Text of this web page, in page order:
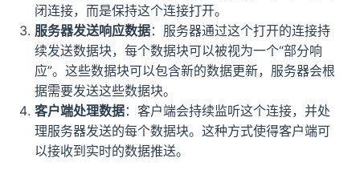
闭连接，而是保持这个连接打开。
服务器发送响应数据：服务器通过这个打开的连接持
续发送数据块，每个数据块可以被视为一个“部分响
应”。这些数据块可以包含新的数据更新，服务器会根
据需要发送这些数据块。
客户端处理数据：客户端会持续监听这个连接，并处
理服务器发送的每个数据块。这种方式使得客户端可
以接收到实时的数据推送。